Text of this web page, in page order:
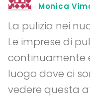
Monica
La pulizia nei
Le imprese di
continuamente
luogo dove ci
vedere questa